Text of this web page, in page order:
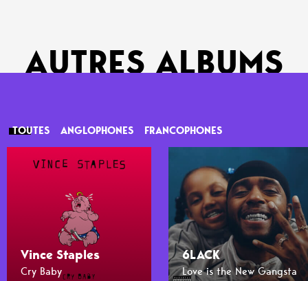
AUTRES ALBUMS
TOUTES ANGLOPHONES FRANCOPHONES
Vince Staples
Cry Baby
6LACK
Love is the New Gangsta